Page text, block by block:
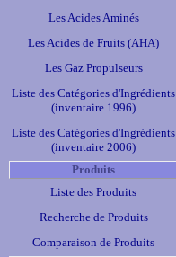
Les Acides Aminés
Les Acides de Fruits (AHA)
Les Gaz Propulseurs
Liste des Catégories d'Ingrédients
(inventaire 1996)
Liste des Catégories d'Ingrédients
(inventaire 2006)
Produits
Liste des Produits
Recherche de Produits
Comparaison de Produits